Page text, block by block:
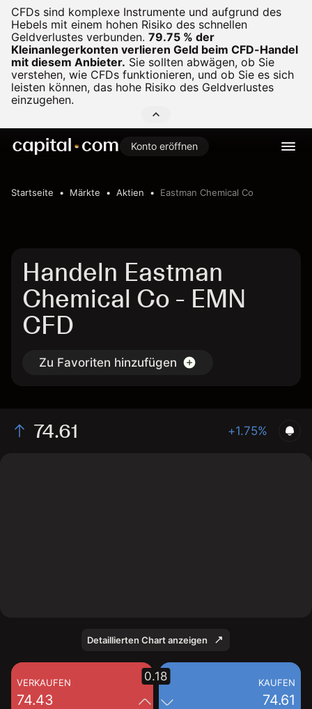
CFDs sind komplexe Instrumente und aufgrund des
Hebels mit einem hohen Risiko des schnellen
Geldverlustes verbunden. 79.75 % der
Kleinanlegerkonten verlieren Geld beim CFD-Handel
mit diesem Anbieter. Sie sollten abwägen, ob Sie
verstehen, wie CFDs funktionieren, und ob Sie es sich
leisten können, das hohe Risiko des Geldverlustes
einzugehen.
Konto eröffnen
Startseite Märkte Aktien Eastman Chemical Co
Handeln Eastman
Chemical Co - EMN
CFD
Zu Favoriten hinzufügen
74.61 +1.75%
Detaillierten Chart anzeigen
VERKAUFEN
74.43
KAUFEN
74.61
0.18